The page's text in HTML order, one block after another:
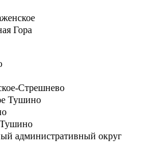
Гора
Стрешнево
Тушино
административный округ